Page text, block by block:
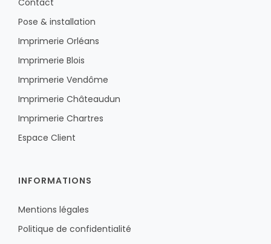
Pose & installation
Imprimerie Orléans
Imprimerie Blois
Imprimerie Vendôme
Imprimerie Châteaudun
Imprimerie Chartres
Espace Client
INFORMATIONS
Mentions légales
Politique de confidentialité